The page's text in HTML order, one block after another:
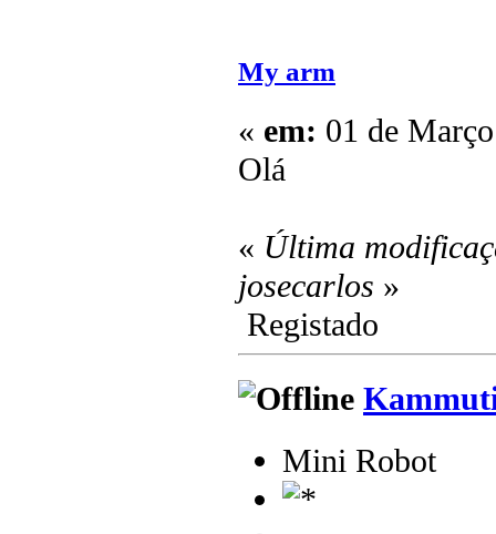
My arm
« em: 01 de
Olá
« Última
josecarlos »
Registado
Mini Robot